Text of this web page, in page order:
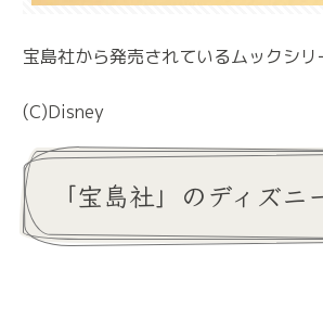
宝島社から発売されているムックシ
(C)Disney
「宝島社」のディズ